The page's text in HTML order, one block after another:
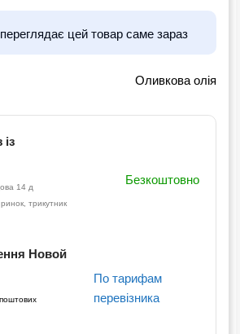
переглядає цей товар саме зараз
Оливкова олія
14 д
трикутник
Безкоштовно
Новой
По тарифам
перевізника